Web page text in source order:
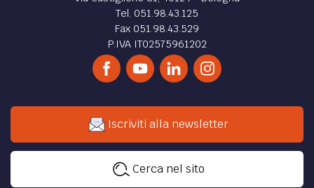
Tel. 051.98.43.125
Fax 051.98.43.529
P.IVA IT02575961202
Iscriviti alla newsletter
Cerca nel sito